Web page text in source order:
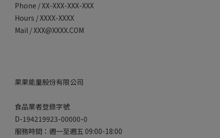
Phone / XX-XXX-XXX-XXX
Hours / XXXX-XXXX
Mail / XXX@XXXX.COM
果果能量股份有限公司
食品業者登錄字號
D-194219923-00000-0
服務時間：週一至週五 09:00-18:00